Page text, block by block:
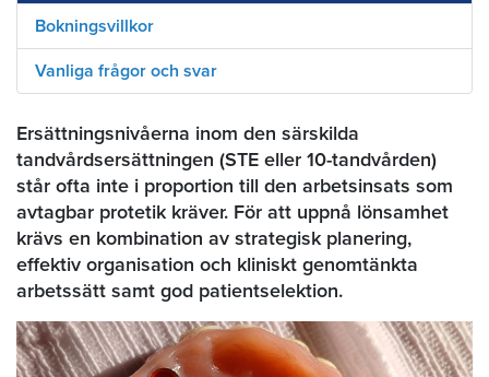
Bokningsvillkor
Vanliga frågor och svar
Ersättningsnivåerna inom den särskilda
tandvårdsersättningen (STE eller 10-tandvården)
står ofta inte i proportion till den arbetsinsats som
avtagbar protetik kräver. För att uppnå lönsamhet
krävs en kombination av strategisk planering,
effektiv organisation och kliniskt genomtänkta
arbetssätt samt god patientselektion.